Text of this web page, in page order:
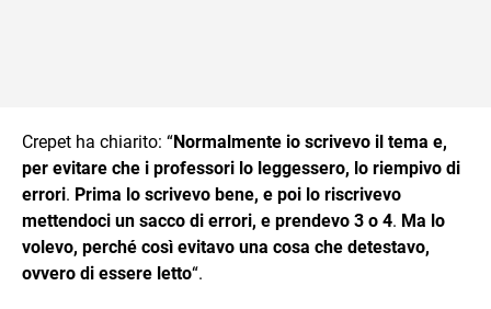
Crepet ha chiarito: “Normalmente io scrivevo il tema e,
per evitare che i professori lo leggessero, lo riempivo di
errori. Prima lo scrivevo bene, e poi lo riscrivevo
mettendoci un sacco di errori, e prendevo 3 o 4. Ma lo
volevo, perché così evitavo una cosa che detestavo,
ovvero di essere letto“.